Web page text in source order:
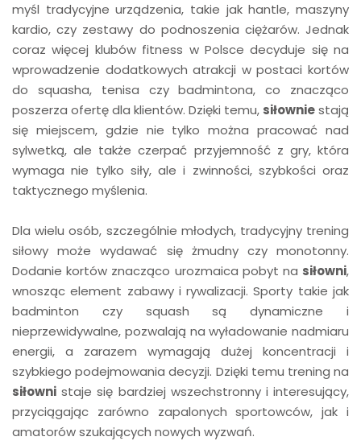
myśl tradycyjne urządzenia, takie jak hantle, maszyny
kardio, czy zestawy do podnoszenia ciężarów. Jednak
coraz więcej klubów fitness w Polsce decyduje się na
wprowadzenie dodatkowych atrakcji w postaci kortów
do squasha, tenisa czy badmintona, co znacząco
poszerza ofertę dla klientów. Dzięki temu, siłowniestają
się miejscem, gdzie nie tylko można pracować nad
sylwetką, ale także czerpać przyjemność z gry, która
wymaga nie tylko siły, ale i zwinności, szybkości oraz
taktycznego myślenia.
Dla wielu osób, szczególnie młodych, tradycyjny trening
siłowy może wydawać się żmudny czy monotonny.
Dodanie kortów znacząco urozmaica pobyt na siłowni,
wnosząc element zabawy i rywalizacji. Sporty takie jak
badminton czy squash są dynamiczne i
nieprzewidywalne, pozwalają na wyładowanie nadmiaru
energii, a zarazem wymagają dużej koncentracji i
szybkiego podejmowania decyzji. Dzięki temu trening na
siłowni staje się bardziej wszechstronny i interesujący,
przyciągając zarówno zapalonych sportowców, jak i
amatorów szukających nowych wyzwań.